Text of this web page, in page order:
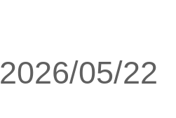
2026/05/22